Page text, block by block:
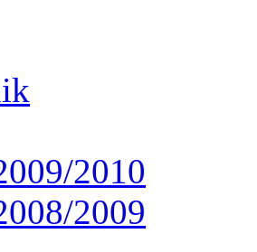
2010
2009